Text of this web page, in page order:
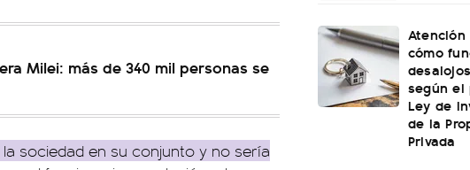
Milei: más de 340 mil personas se
sociedad en su conjunto y no sería
cómo
según el
Ley de
de la
Privada